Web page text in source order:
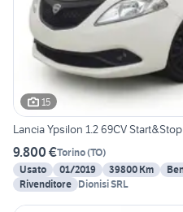
15
Lancia Ypsilon 1.2 69CV
9.800 €Torino(TO)
Usato
01/2019 39800 Km
Rivenditore Dionisi SRL